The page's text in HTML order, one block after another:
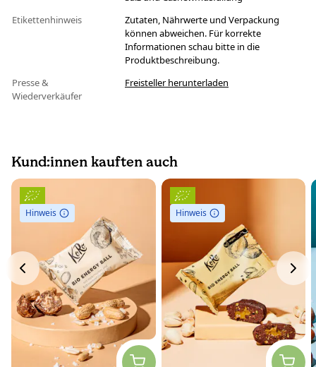
Etikettenhinweis
Zutaten, Nährwerte und Verpackung
können abweichen. Für korrekte
Informationen schau bitte in die
Produktbeschreibung.
Presse &
Wiederverkäufer
Freisteller herunterladen
Kund:innen kauften auch
Hinweis Hinweis